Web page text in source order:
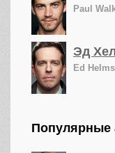
Paul
Эд
Ed Helms
Популярные